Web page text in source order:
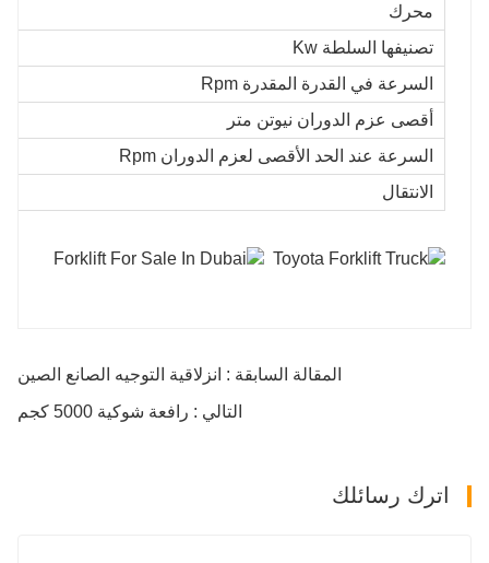
محرك
تصنيفها السلطة Kw
السرعة في القدرة المقدرة Rpm
أقصى عزم الدوران نيوتن متر
السرعة عند الحد الأقصى لعزم الدوران Rpm
الانتقال
المقالة السابقة : انزلاقية التوجيه الصانع الصين
التالي : رافعة شوكية 5000 كجم
اترك رسائلك